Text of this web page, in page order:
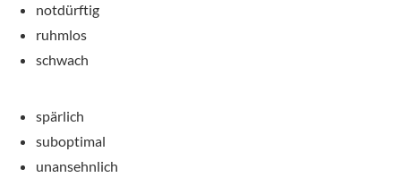
notdürftig
ruhmlos
schwach
spärlich
suboptimal
unansehnlich